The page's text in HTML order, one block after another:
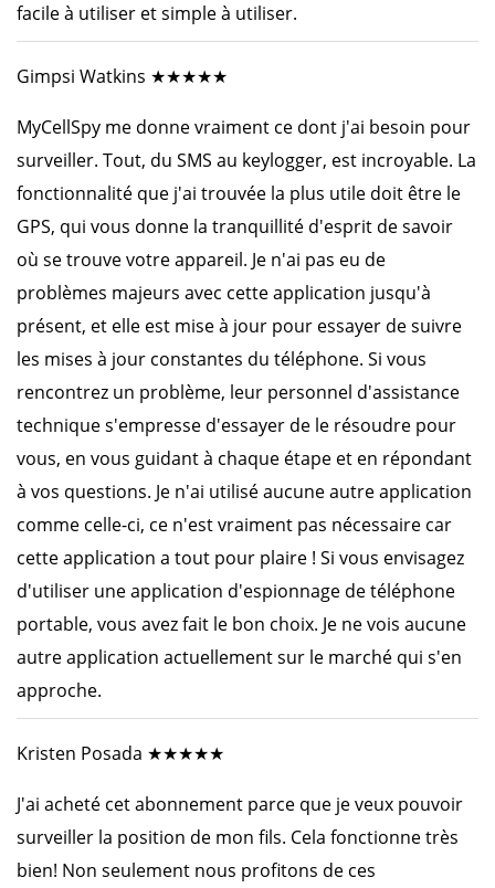
facile à utiliser et simple à utiliser.
Gimpsi Watkins ★★★★★
MyCellSpy me donne vraiment ce dont j'ai besoin pour
surveiller. Tout, du SMS au keylogger, est incroyable. La
fonctionnalité que j'ai trouvée la plus utile doit être le
GPS, qui vous donne la tranquillité d'esprit de savoir
où se trouve votre appareil. Je n'ai pas eu de
problèmes majeurs avec cette application jusqu'à
présent, et elle est mise à jour pour essayer de suivre
les mises à jour constantes du téléphone. Si vous
rencontrez un problème, leur personnel d'assistance
technique s'empresse d'essayer de le résoudre pour
vous, en vous guidant à chaque étape et en répondant
à vos questions. Je n'ai utilisé aucune autre application
comme celle-ci, ce n'est vraiment pas nécessaire car
cette application a tout pour plaire ! Si vous envisagez
d'utiliser une application d'espionnage de téléphone
portable, vous avez fait le bon choix. Je ne vois aucune
autre application actuellement sur le marché qui s'en
approche.
Kristen Posada ★★★★★
J'ai acheté cet abonnement parce que je veux pouvoir
surveiller la position de mon fils. Cela fonctionne très
bien! Non seulement nous profitons de ces